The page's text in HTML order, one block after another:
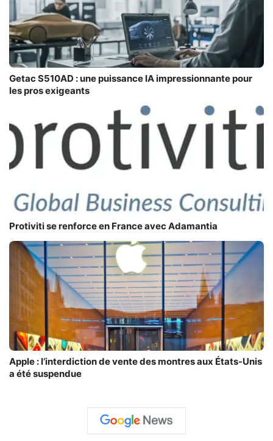
Getac S510AD : une puissance IA impressionnante pour
les pros exigeants
Protiviti se renforce en France avec Adamantia
Apple : l’interdiction de vente des montres aux États-Unis
a été suspendue